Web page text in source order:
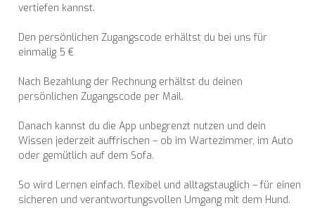
vertiefen kannst.
Den persönlichen Zugangscode erhältst du bei uns für
einmalig 5 €
Nach Bezahlung der Rechnung erhältst du deinen
persönlichen Zugangscode per Mail.
Danach kannst du die App unbegrenzt nutzen und dein
Wissen jederzeit auffrischen – ob im Wartezimmer, im Auto
oder gemütlich auf dem Sofa.
So wird Lernen einfach, flexibel und alltagstauglich – für einen
sicheren und verantwortungsvollen Umgang mit dem Hund.